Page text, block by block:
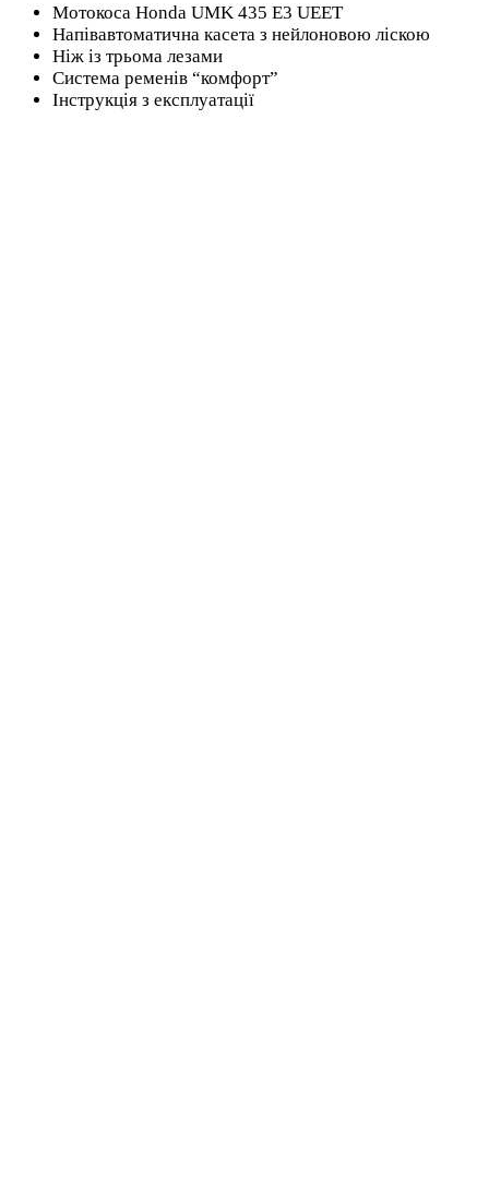
Мотокоса Honda UMK 435 E3 UEET
Напівавтоматична касета з нейлоновою ліскою
Ніж із трьома лезами
Система ременів “комфорт”
Інструкція з експлуатації